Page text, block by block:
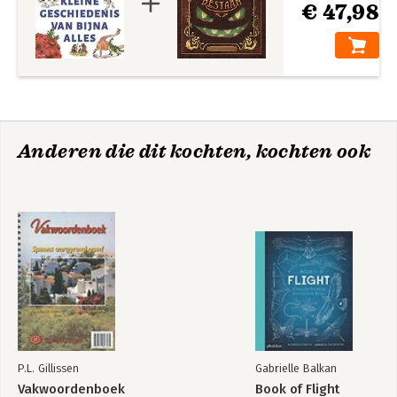
€ 47,98
Anderen die dit kochten, kochten ook
P.L. Gillissen
Vakwoordenboek
Gabrielle Balkan
Book of Flight